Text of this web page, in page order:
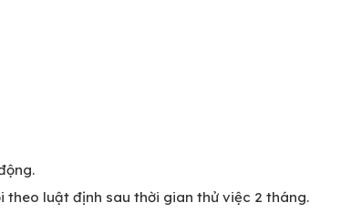
theo luật định sau thời gian thử việc 2 tháng.